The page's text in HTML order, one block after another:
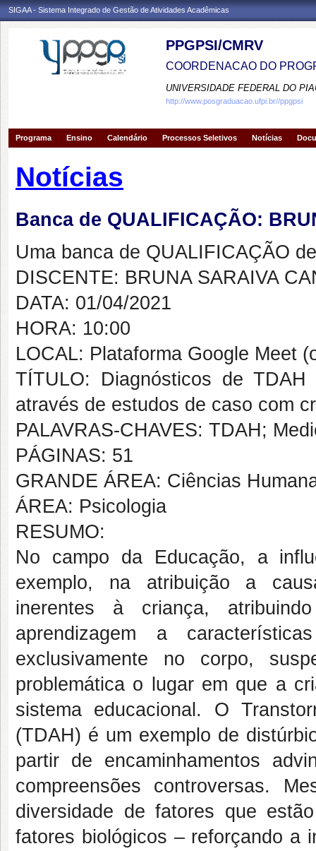
SIGAA - Sistema Integrado de Gestão de Atividades Acadêmicas
PPGPSI/CMRV
COORDENACAO DO
UNIVERSIDADE FEDERAL DO
http://www.posgraduacao.ufpi.br//ppgpsi
Programa Ensino Calendário Processos Seletivos Notícias
Notícias
Banca de QUALIFICAÇÃO:
Uma banca de QUALIFICAÇÃO
DISCENTE: BRUNA SARAIVA
DATA: 01/04/2021
HORA: 10:00
LOCAL: Plataforma Google Meet
TÍTULO: Diagnósticos de
através de estudos de caso com
PALAVRAS-CHAVES: TDAH;
PÁGINAS: 51
GRANDE ÁREA: Ciências
ÁREA: Psicologia
RESUMO:
No campo da Educação, a
exemplo, na atribuição a
inerentes à criança,
aprendizagem a
exclusivamente no corpo,
problemática o lugar em que a
sistema educacional. O
(TDAH) é um exemplo de
partir de encaminhamentos
compreensões controversas.
diversidade de fatores que
fatores biológicos – reforçando a